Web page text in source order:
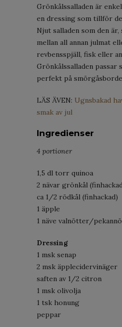
Grönkålssalladen är
en dressing som tillför
Njut salladen som den
mellan all annan julmat
revbensspjäll, fisk eller
Grönkålssalladen passar
perfekt på
LÄS ÄVEN: Ugnsbakad
smak av jul
Ingredienser
4 portioner
1,5 dl torr quinoa
2 nävar grönkål
ca 1/2 rödkål (finhackad)
1 äpple
1 näve valnötter/
Dressing
1 msk senap
2 msk äpplecidervinäger
saften av 1/2 citron
1 msk olivolja
1 tsk honung
peppar